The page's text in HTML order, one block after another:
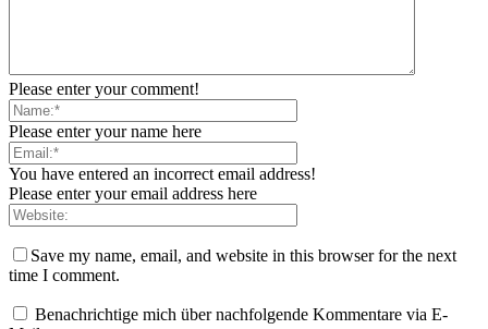
Please enter your comment!
Please enter your name here
You have entered an incorrect email address!
Please enter your email address here
Save my name, email, and website in this browser for the next
time I comment.
Benachrichtige mich über nachfolgende Kommentare via E-